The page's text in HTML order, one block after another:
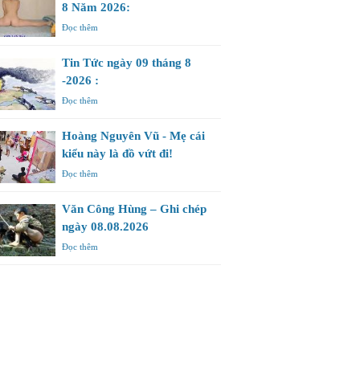
8 Năm 2026:
Đọc thêm
Tin Tức ngày 09 tháng 8
-2026 :
Đọc thêm
Hoàng Nguyên Vũ - Mẹ cái
kiểu này là đồ vứt đi!
Đọc thêm
Văn Công Hùng – Ghi chép
ngày 08.08.2026
Đọc thêm